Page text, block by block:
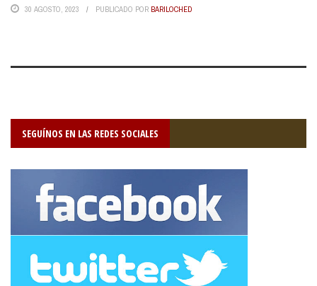
30 AGOSTO, 2023 PUBLICADO POR BARILOCHED
SEGUÍNOS EN LAS REDES SOCIALES